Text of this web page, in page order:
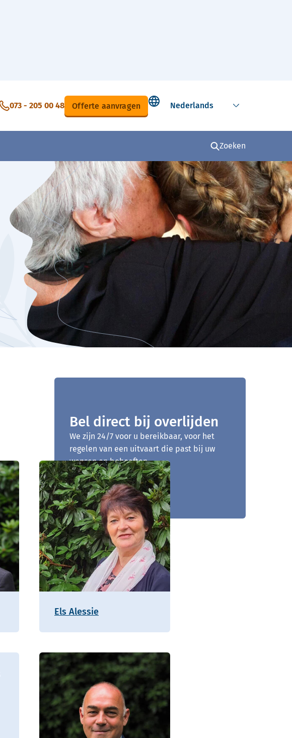
073 - 205 00 48 Offerte aanvragen
Select language
Zoeken
Bel direct bij overlijden
We zijn 24/7 voor u bereikbaar, voor het
regelen van een uitvaart die past bij uw
wensen en behoeften.
073 - 205 00 48
Els Alessie